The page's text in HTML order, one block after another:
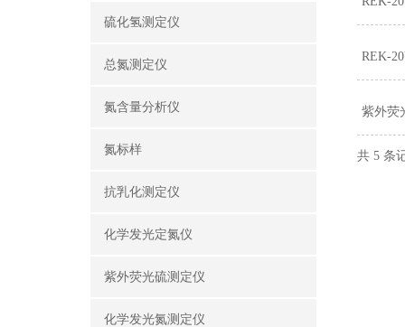
硫化氢测定仪
总氮测定仪
氮含量分析仪
氮标样
抗乳化测定仪
化学发光定氮仪
紫外荧光硫测定仪
化学发光氮测定仪
REK-
紫外荧
共 5 条